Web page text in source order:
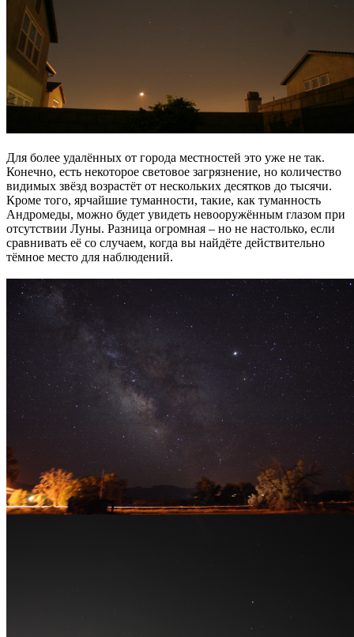
Для более удалённых от города местностей это уже не так.
Конечно, есть некоторое световое загрязнение, но количество
видимых звёзд возрастёт от нескольких десятков до тысячи.
Кроме того, ярчайшие туманности, такие, как туманность
Андромеды, можно будет увидеть невооружённым глазом при
отсутствии Луны. Разница огромная – но не настолько, если
сравнивать её со случаем, когда вы найдёте действительно
тёмное место для наблюдений.